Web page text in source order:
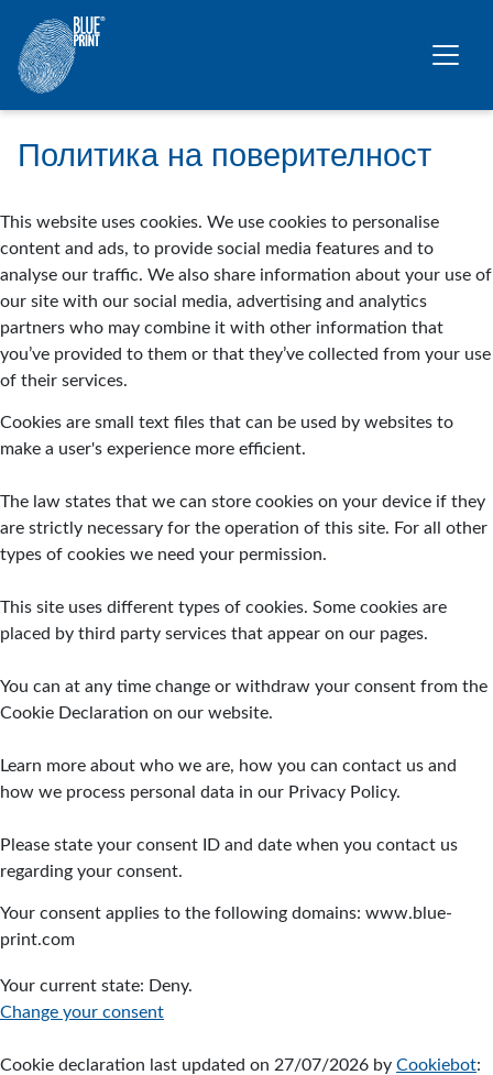
Политика на поверителност
This website uses cookies. We use cookies to personalise
content and ads, to provide social media features and to
analyse our traffic. We also share information about your use of
our site with our social media, advertising and analytics
partners who may combine it with other information that
you’ve provided to them or that they’ve collected from your use
of their services.
Cookies are small text files that can be used by websites to
make a user's experience more efficient.
The law states that we can store cookies on your device if they
are strictly necessary for the operation of this site. For all other
types of cookies we need your permission.
This site uses different types of cookies. Some cookies are
placed by third party services that appear on our pages.
You can at any time change or withdraw your consent from the
Cookie Declaration on our website.
Learn more about who we are, how you can contact us and
how we process personal data in our Privacy Policy.
Please state your consent ID and date when you contact us
regarding your consent.
Your consent applies to the following domains: www.blue-
print.com
Your current state: Deny.
Change your consent
Cookie declaration last updated on 27/07/2026 by Cookiebot: